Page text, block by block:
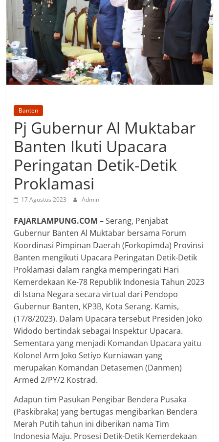
Banten
Pj Gubernur Al Muktabar
Banten Ikuti Upacara
Peringatan Detik-Detik
Proklamasi
17 Agustus 2023 Admin
FAJARLAMPUNG.COM – Serang, Penjabat
Gubernur Banten Al Muktabar bersama Forum
Koordinasi Pimpinan Daerah (Forkopimda) Provinsi
Banten mengikuti Upacara Peringatan Detik-Detik
Proklamasi dalam rangka memperingati Hari
Kemerdekaan Ke-78 Republik Indonesia Tahun 2023
di Istana Negara secara virtual dari Pendopo
Gubernur Banten, KP3B, Kota Serang. Kamis,
(17/8/2023). Dalam Upacara tersebut Presiden Joko
Widodo bertindak sebagai Inspektur Upacara.
Sementara yang menjadi Komandan Upacara yaitu
Kolonel Arm Joko Setiyo Kurniawan yang
merupakan Komandan Detasemen (Danmen)
Armed 2/PY/2 Kostrad.
Adapun tim Pasukan Pengibar Bendera Pusaka
(Paskibraka) yang bertugas mengibarkan Bendera
Merah Putih tahun ini diberikan nama Tim
Indonesia Maju. Prosesi Detik-Detik Kemerdekaan